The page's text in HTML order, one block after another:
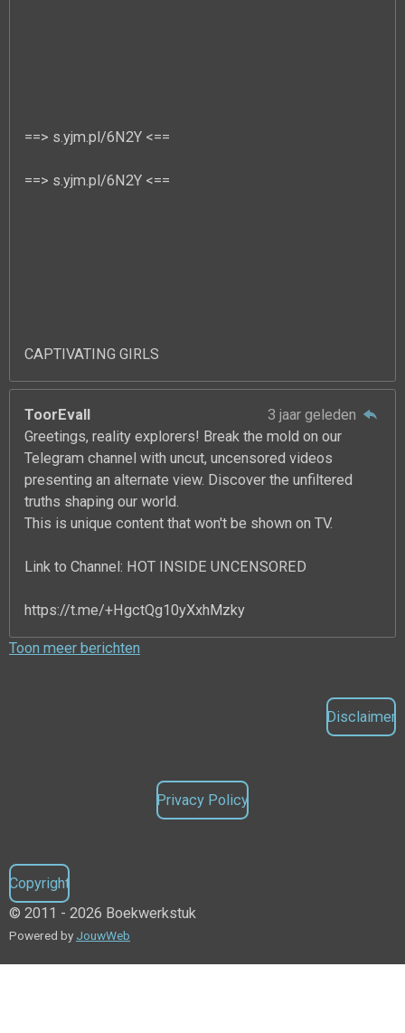
==> s.yjm.pl/6N2Y <==
==> s.yjm.pl/6N2Y <==
CAPTIVATING GIRLS
ToorEvall
3 jaar geleden
Greetings, reality explorers! Break the mold on our
Telegram channel with uncut, uncensored videos
presenting an alternate view. Discover the unfiltered
truths shaping our world.
This is unique content that won't be shown on TV.
Link to Channel: HOT INSIDE UNCENSORED
https://t.me/+HgctQg10yXxhMzky
Toon meer berichten
Disclaimer
Privacy Policy
Copyright
© 2011 - 2026 Boekwerkstuk
Powered by JouwWeb